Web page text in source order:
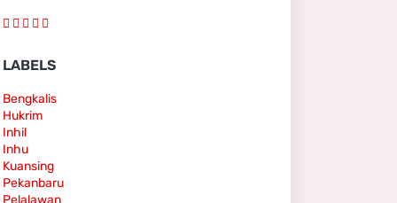
LABELS
Bengkalis
Hukrim
Inhil
Inhu
Kuansing
Pekanbaru
Pelalawan